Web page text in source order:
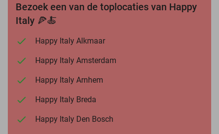
Bezoek een van de toplocaties van Happy
Italy 🍕🍝
Happy Italy Alkmaar
Happy Italy Amsterdam
Happy Italy Arnhem
Happy Italy Breda
Happy Italy Den Bosch